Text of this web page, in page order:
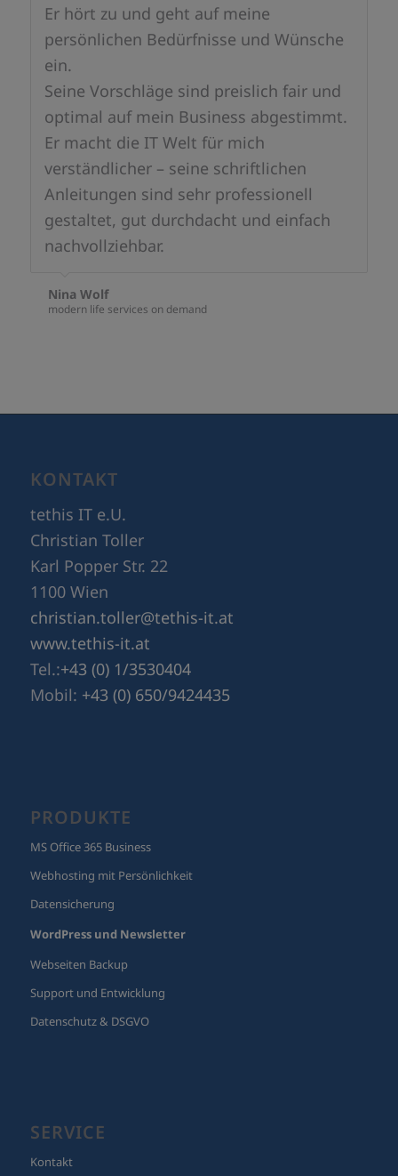
Er hört zu und geht auf meine
persönlichen Bedürfnisse und Wünsche
ein.
Seine Vorschläge sind preislich fair und
optimal auf mein Business abgestimmt.
Er macht die IT Welt für mich
verständlicher – seine schriftlichen
Anleitungen sind sehr professionell
gestaltet, gut durchdacht und einfach
nachvollziehbar.
Nina Wolf
modern life services on demand
Christian Toller
Karl Popper Str. 22
1100 Wien
christian.toller@tethis-it.at
www.tethis-it.at
Tel.:+43 (0) 1/3530404
Mobil:+43 (0) 650/9424435
MS Office 365 Business
Datensicherung
WordPress und Newsletter
Support und Entwicklung
Datenschutz & DSGVO
Kontakt